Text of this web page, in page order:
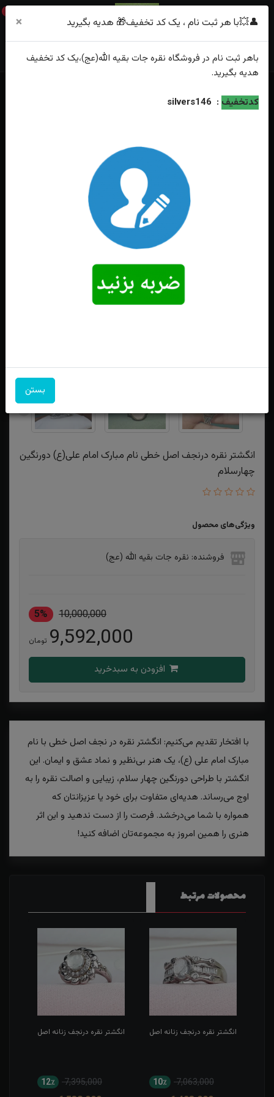
0
خانه
فهرست محصولات
انگشتر نقره درنجف اصل خطی نام مبارک امام علی(ع) دورنگین چهارسلام
انگشتر نقره درنجف اصل خطی نام مبارک امام علی(ع) دورنگین
چهارسلام
ویژگی‌های محصول
فروشنده: نقره جات بقیه الله (عج)
10,000,000
5%
9,592,000 تومان
با افتخار تقدیم می‌کنیم: انگشتر نقره در نجف اصل خطی با نام
مبارک امام علی (ع)، یک هنر بی‌نظیر و نماد عشق و ایمان. این
انگشتر با طراحی دورنگین چهار سلام، زیبایی و اصالت نقره را به
اوج می‌رساند. هدیه‌ای متفاوت برای خود یا عزیزانتان که
همواره با شما می‌درخشد. فرصت را از دست ندهید و این اثر
هنری را همین امروز به مجموعه‌تان اضافه کنید!
محصولات مرتبط
انگشتر نقره درنجف زنانه اصل
7,063,000 10٪
انگشتر نقره درنجف زنانه اصل
7,395,000 12٪
👤💥با هر ثبت نام ، یک کد تخفیف🎁 هدیه بگیرید ×
باهر ثبت نام در فروشگاه نقره جات بقیه الله(عج)،یک کد تخفیف
هدیه بگیرید.
کدتخفیف :
silvers146
بستن